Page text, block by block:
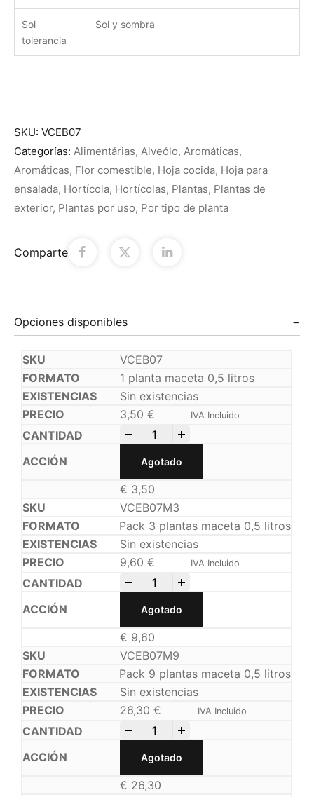
Sol
tolerancia
Sol y sombra
SKU: VCEB07
Categorías: Alimentárias, Alveólo, Aromáticas,
Aromáticas, Flor comestible, Hoja cocida, Hoja para
ensalada, Hortícola, Hortícolas, Plantas, Plantas de
exterior, Plantas por uso, Por tipo de planta
Comparte
Opciones disponibles
VCEB07
1 planta maceta 0,5 litros
Sin existencias
3,50€ IVA Incluido
Agotado
€ 3,50
VCEB07M3
Pack 3 plantas maceta 0,5 litros
Sin existencias
9,60€ IVA Incluido
Agotado
€ 9,60
VCEB07M9
Pack 9 plantas maceta 0,5 litros
Sin existencias
26,30€ IVA Incluido
Agotado
€ 26,30